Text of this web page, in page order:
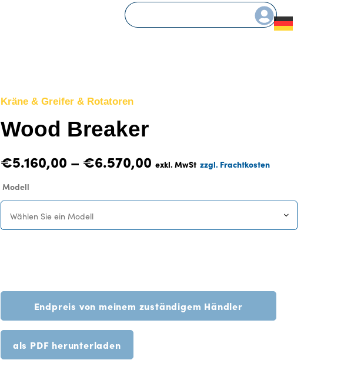
Kräne & Greifer & Rotatoren
Wood Breaker
€5.160,00 – €6.570,00 exkl. MwSt zzgl. Frachtkosten
Modell
Wählen Sie ein Modell
Endpreis von meinem zuständigem Händler
anfordern
als PDF herunterladen